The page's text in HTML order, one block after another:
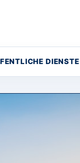
DIENSTE